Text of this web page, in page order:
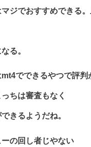
ジでおすすめできる
る。
でできるやつで評判
ちは審査もなく
きるようだね。
の回し者じやない